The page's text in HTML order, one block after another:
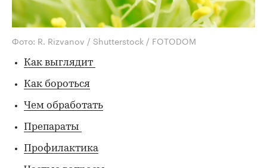
Фото: R. Rizvanov / Shutterstock / FOTODOM
Как выглядит
Как бороться
Чем обработать
Препараты
Профилактика